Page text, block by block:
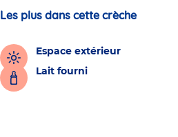
Les plus dans cette crèche
Espace extérieur
Lait fourni